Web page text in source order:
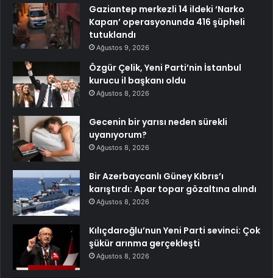
Gaziantep merkezli 14 ildeki ‘Narko
Kapan’ operasyonunda 416 şüpheli
tutuklandı
Ağustos 9, 2026
Özgür Çelik, Yeni Parti’nin İstanbul
kurucu il başkanı oldu
Ağustos 8, 2026
Gecenin bir yarısı neden sürekli
uyanıyorum?
Ağustos 8, 2026
Bir Azerbaycanlı Güney Kıbrıs’ı
karıştırdı: Apar topar gözaltına alındı
Ağustos 8, 2026
Kılıçdaroğlu’nun Yeni Parti sevinci: Çok
şükür arınma gerçekleşti
Ağustos 8, 2026